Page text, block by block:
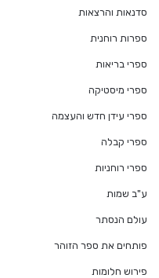
סדנאות והרצאות
ספרות רוחנית
ספרי בריאות
ספרי מיסטיקה
ספרי עידן חדש והעצמה
ספרי קבלה
ספרי רוחניות
ע"ב שמות
עולם הנסתר
פותחים את ספר הזוהר
פירוש חלומות